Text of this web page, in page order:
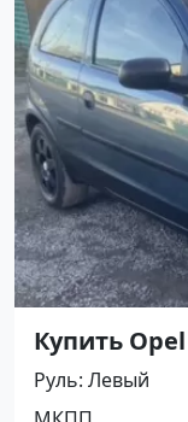
Купить
(1200/75
Мирный
Руль Левый